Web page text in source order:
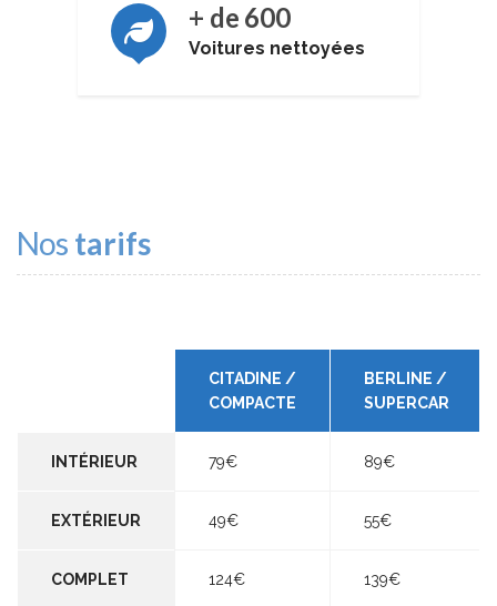
+ de 600
Voitures nettoyées
Nos tarifs
CITADINE /
COMPACTE
BERLINE /
SUPERCAR
INTÉRIEUR 79€ 89€
EXTÉRIEUR 49€ 55€
COMPLET 124€ 139€